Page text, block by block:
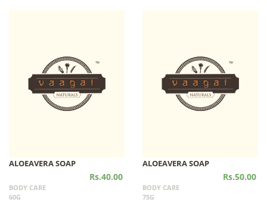
ALOEAVERA SOAP
Rs.40.00
BODY CARE
60G
ALOEAVERA SOAP
Rs.50.00
BODY CARE
75G